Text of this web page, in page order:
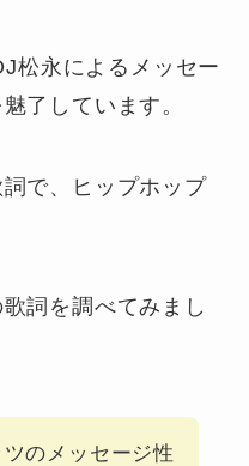
松永によるメッセー
了しています。
で、ヒップホップ
詞を調べてみまし
のメッセージ性